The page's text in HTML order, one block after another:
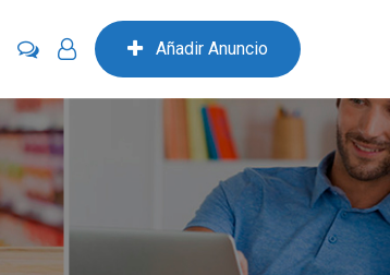
Añadir Anuncio